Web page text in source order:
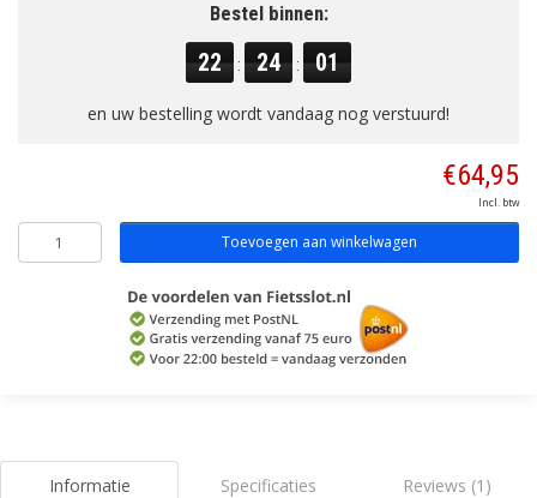
Bestel binnen:
22 : 24 : 00
en uw bestelling wordt vandaag nog verstuurd!
€64,95
Incl. btw
Toevoegen aan winkelwagen
Informatie Specificaties Reviews (1)